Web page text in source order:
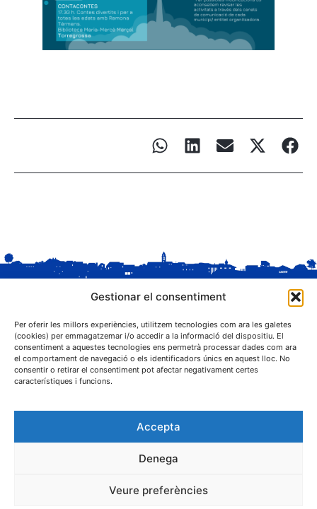
Gestionar el consentiment
Per oferir les millors experiències, utilitzem tecnologies com ara les galetes
(cookies) per emmagatzemar i/o accedir a la informació del dispositiu. El
consentiment a aquestes tecnologies ens permetrà processar dades com ara
el comportament de navegació o els identificadors únics en aquest lloc. No
consentir o retirar el consentiment pot afectar negativament certes
característiques i funcions.
Accepta
Denega
Veure preferències
C. Sant Josep, 1
25243 El Palau d'Anglesola (Pla d'Urgell)
Privacitat Cookies
Protecció de dades